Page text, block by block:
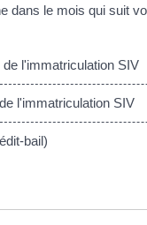
dans le mois qui suit
l'immatriculation SIV
l'immatriculation SIV
bail)